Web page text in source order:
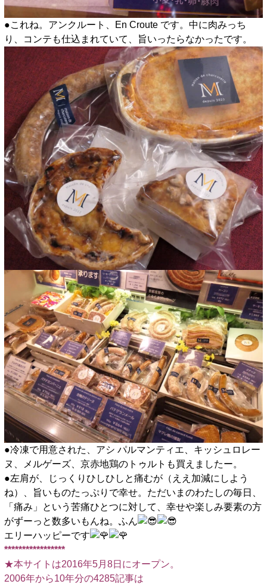
●これね。アンクルート、En Croute です。中に肉みっち
り、コンテも仕込まれていて、旨いったらなかったです。
●冷凍で用意された、アシ パルマンティエ、キッシュロレー
ヌ、メルゲーズ、京赤地鶏のトゥルトも買えましたー。
●左肩が、じっくりひしひしと痛むが（ええ加減にしよう
ね）、旨いものたっぷりで幸せ。ただいまのわたしの毎日、
「痛み」という苦痛ひとつに対して、幸せや楽しみ要素の方
がずーっと数多いもんね。ふん
エリーハッピーです
*****************
★本サイトは2016年5月8日にオープン。
2006年から10年分の4285記事は